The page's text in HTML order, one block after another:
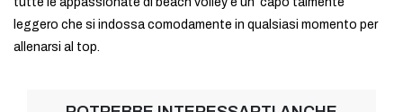
leggero che si indossa comodamente in qualsiasi momento per
allenarsi al top.